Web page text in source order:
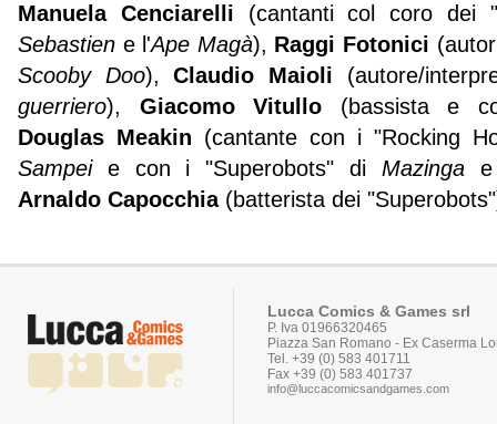
Manuela Cenciarelli (cantanti col coro dei
Sebastien e l'Ape Magà), Raggi Fotonici
Scooby Doo), Claudio Maioli (autore/
guerriero), Giacomo Vitullo (bassista e
Douglas Meakin (cantante con i "Rocking
Sampeie con i "Superobots" di Mazinga
Arnaldo Capocchia(batterista dei
Lucca Comics & Games srl
P. Iva 01966320465
Piazza San Romano - Ex Caserma
Tel. +39 (0) 583 401711
Fax +39 (0) 583 401737
info@luccacomicsandgames.com